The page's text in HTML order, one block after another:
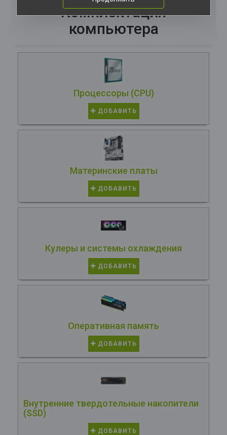
Комплектация
компьютера
Процессоры (CPU)
ДОБАВИТЬ
Материнские платы
ДОБАВИТЬ
Кулеры и системы охлаждения
ДОБАВИТЬ
Оперативная память
ДОБАВИТЬ
Внутренние твердотельные накопители
(SSD)
ДОБАВИТЬ